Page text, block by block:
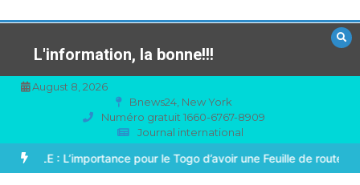
au
contenuL'information, la bonne!!!
August 8, 2026
Bnews24, New York
Numéro gratuit 1660-6767-8909
Journal international
MADRID : Les révélations chocs de Pep Guardiola…
TOGO : Sauver la mère devient un indicateur de